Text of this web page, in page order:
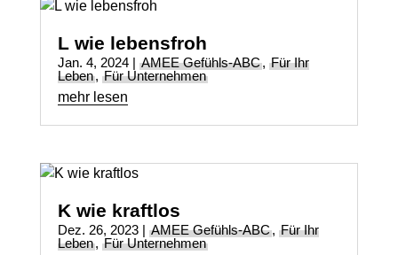
L wie lebensfroh
Jan. 4, 2024| AMEE Gefühls-ABC, Für Ihr
Leben, Für Unternehmen
mehr lesen
K wie kraftlos
Dez. 26, 2023| AMEE Gefühls-ABC, Für Ihr
Leben, Für Unternehmen